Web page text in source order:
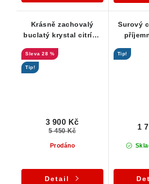
Krásně zachovalý
buclatý krystal citrínu
povrchem a
výraznějším kouřovým
28 %
Tip!
Prodáno
3 900 Kč
5 450 Kč
Detail
Surový
Tip!
1